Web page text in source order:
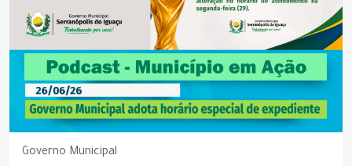
Governo Municipal